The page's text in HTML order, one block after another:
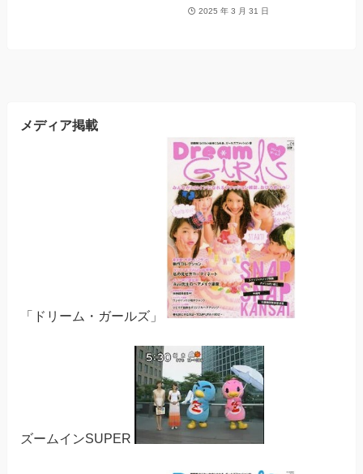
2025 年 3 月 31 日
メディア掲載
「ドリーム・ガールズ」
ズームインSUPER